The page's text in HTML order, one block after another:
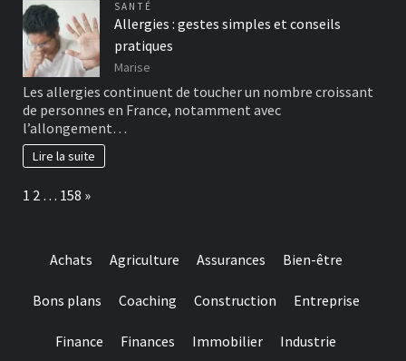
SANTÉ
Allergies : gestes simples et conseils
pratiques
Marise
Les allergies continuent de toucher un nombre croissant
de personnes en France, notamment avec
l’allongement…
Lire la suite
Page:
1 2 … 158 Next
»
Achats Agriculture Assurances Bien-être
Bons plans Coaching Construction Entreprise
Finance Finances Immobilier Industrie